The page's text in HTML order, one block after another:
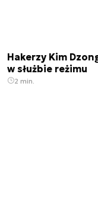
Hakerzy Kim
w służbie reżimu
2 min.